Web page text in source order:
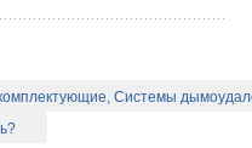
Системы